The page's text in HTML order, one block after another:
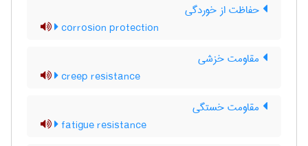
حفاظت از خوردگی
corrosion protection
مقاومت خزشی
creep resistance
مقاومت خستگی
fatigue resistance